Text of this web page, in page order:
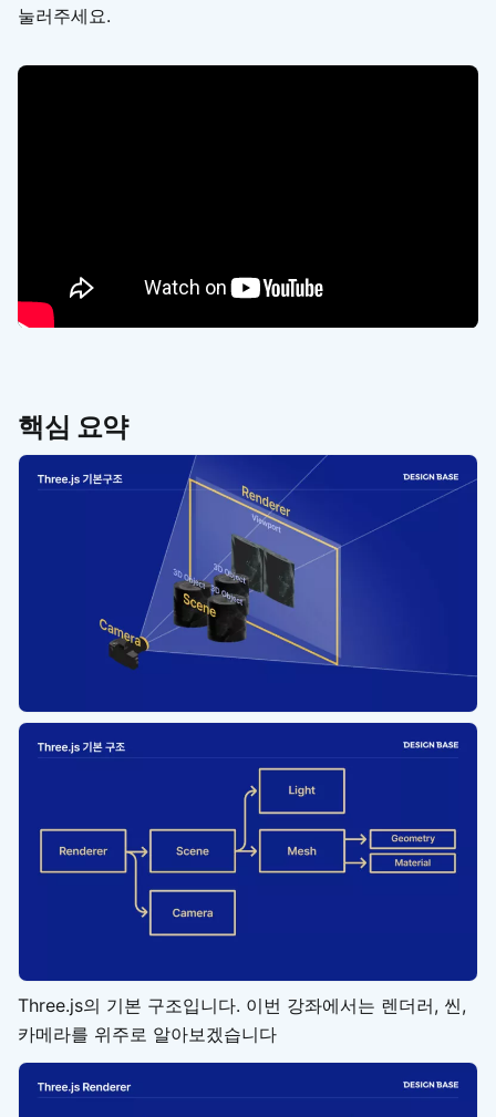
눌러주세요.
핵심 요약
Three.js의 기본 구조입니다. 이번 강좌에서는 렌더러, 씬,
카메라를 위주로 알아보겠습니다